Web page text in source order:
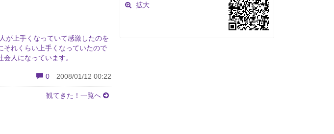
が上手くなっていて感激したのを
それくらい上手くなっていたので
人になっています。
0 2008/01/12 00:22
観てきた！一覧へ
拡大